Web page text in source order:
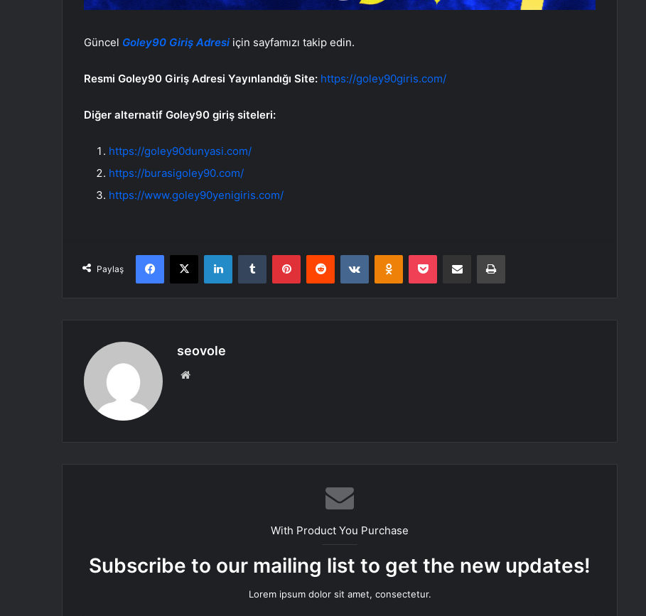
Güncel Goley90 Giriş Adresi için sayfamızı takip edin.
Resmi Goley90 Giriş Adresi Yayınlandığı Site: https://goley90giris.com/
Diğer alternatif Goley90 giriş siteleri:
https://goley90dunyasi.com/
https://burasigoley90.com/
https://www.goley90yenigiris.com/
Paylaş
Facebook
X LinkedInTumblr PinterestReddit VKontakteOdnoklassniki
Pocket E-Posta ile paylaş Yazdır
seovole
With Product You Purchase
Subscribe to our mailing list to get the new updates!
Lorem ipsum dolor sit amet, consectetur.